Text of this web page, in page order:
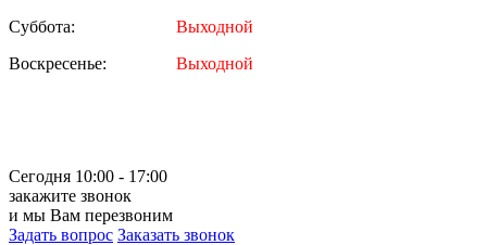
Суббота:
Выходной
Воскресенье:
Выходной
Сегодня 10:00 - 17:00
закажите звонок
и мы Вам перезвоним
Задать вопрос Заказать звонок